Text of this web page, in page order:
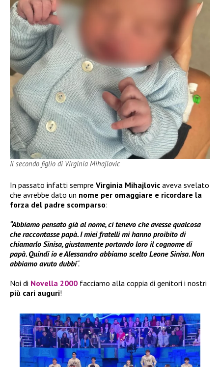
Il secondo figlio di Virginia Mihajlovic
In passato infatti sempre Virginia Mihajlovic aveva svelato
che avrebbe dato un nome per omaggiare e ricordare la
forza del padre scomparso:
“Abbiamo pensato già al nome, ci tenevo che avesse qualcosa
che raccontasse papà. I miei fratelli mi hanno proibito di
chiamarlo Sinisa, giustamente portando loro il cognome di
papà. Quindi io e Alessandro abbiamo scelto Leone Sinisa. Non
abbiamo avuto dubbi“.
Noi di Novella 2000 facciamo alla coppia di genitori i nostri
più cari auguri!